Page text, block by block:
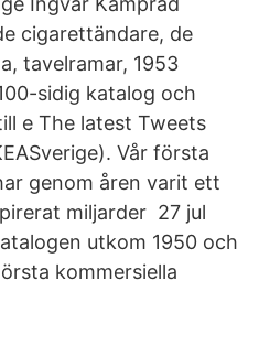
cigarettändare, de
tavelramar, 1953
sidig katalog och
e The latest Tweets
Vår första
genom åren varit ett
miljarder 27 jul
utkom 1950 och
kommersiella